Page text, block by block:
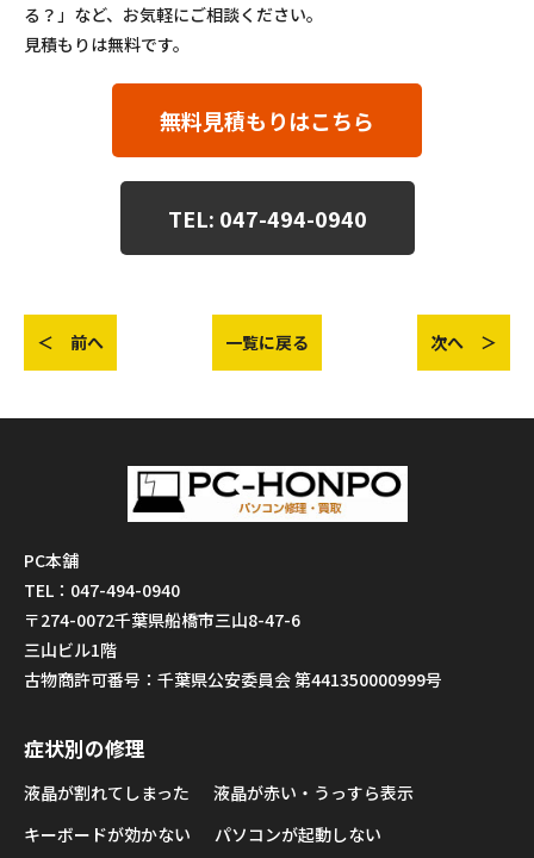
る？」など、お気軽にご相談ください。
見積もりは無料です。
無料見積もりはこちら
TEL: 047-494-0940
＜ 前へ 一覧に戻る 次へ ＞
PC本舗
TEL：047-494-0940
〒274-0072千葉県船橋市三山8-47-6
三山ビル1階
古物商許可番号：千葉県公安委員会 第441350000999号
症状別の修理
液晶が割れてしまった
液晶が赤い・うっすら表示
キーボードが効かない
パソコンが起動しない